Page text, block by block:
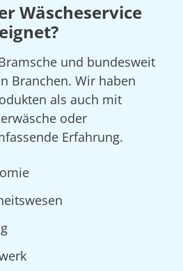
Wäscheservice
und bundesweit
Branchen. Wir haben
als auch mit
oder
Erfahrung.